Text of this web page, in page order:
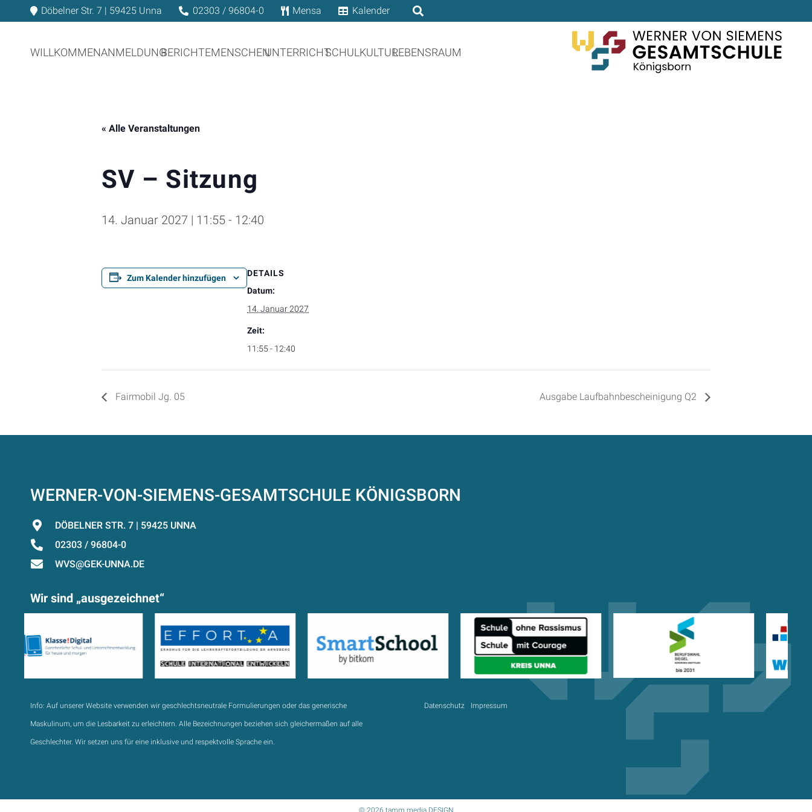
Döbelner Str. 7 | 59425 Unna 02303 / 96804-0 Mensa Kalender
WILLKOMMENANMELDUNGBERICHTEMENSCHENUNTERRICHTSCHULKULTURLEBENSRAUM
« Alle Veranstaltungen
SV – Sitzung
14. Januar 2027 | 11:55 - 12:40
Zum Kalender hinzufügen
DETAILS
Datum:
14. Januar 2027
Zeit:
11:55 - 12:40
Fairmobil Jg. 05 Ausgabe Laufbahnbescheinigung Q2
WERNER-VON-SIEMENS-GESAMTSCHULE KÖNIGSBORN
DÖBELNER STR. 7 | 59425 UNNA
02303 / 96804-0
WVS@GEK-UNNA.DE
Wir sind „ausgezeichnet“
Info: Auf unserer Website verwenden wir geschlechtsneutrale Formulierungen oder das generische
Maskulinum, um die Lesbarkeit zu erleichtern. Alle Bezeichnungen beziehen sich gleichermaßen auf alle
Geschlechter. Wir setzen uns für eine inklusive und respektvolle Sprache ein.
Datenschutz Impressum